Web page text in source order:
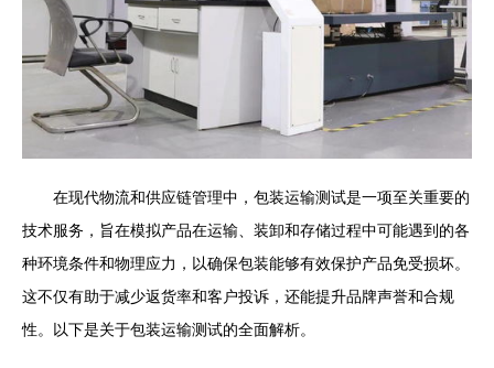
在现代物流和供应链管理中，包装运输测试是一项至关重要的
技术服务，旨在模拟产品在运输、装卸和存储过程中可能遇到的各
种环境条件和物理应力，以确保包装能够有效保护产品免受损坏。
这不仅有助于减少返货率和客户投诉，还能提升品牌声誉和合规
性。以下是关于包装运输测试的全面解析。